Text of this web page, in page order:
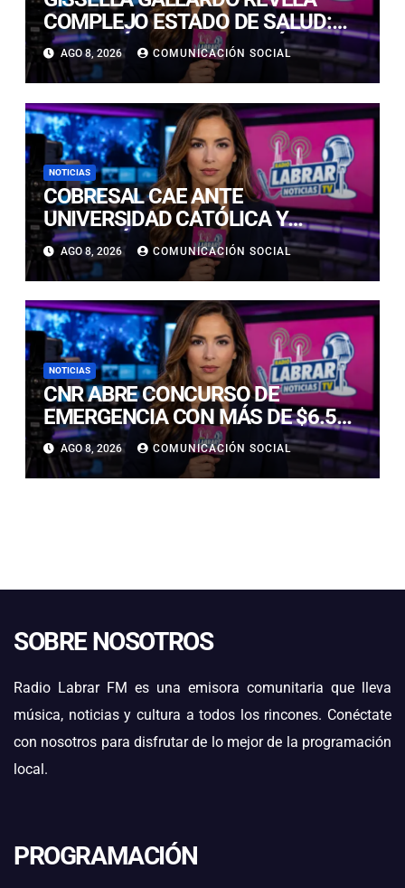
COMPLEJO ESTADO DE SALUD:
“ME TENÍAN MAL HACE DÍAS”
AGO 8, 2026 COMUNICACIÓN SOCIAL
NOTICIAS
COBRESAL CAE ANTE
UNIVERSIDAD CATÓLICA Y
CONTINÚA COMPLICADO EN LA
PARTE BAJA DE LA TABLA
AGO 8, 2026 COMUNICACIÓN SOCIAL
NOTICIAS
CNR ABRE CONCURSO DE
EMERGENCIA CON MÁS DE $6.500
MILLONES PARA REHABILITAR
OBRAS DE RIEGO AFECTADAS POR
LOS TEMPORALES
AGO 8, 2026 COMUNICACIÓN SOCIAL
SOBRE NOSOTROS
Radio Labrar FM es una emisora comunitaria que lleva
música, noticias y cultura a todos los rincones. Conéctate
con nosotros para disfrutar de lo mejor de la programación
local.
PROGRAMACIÓN